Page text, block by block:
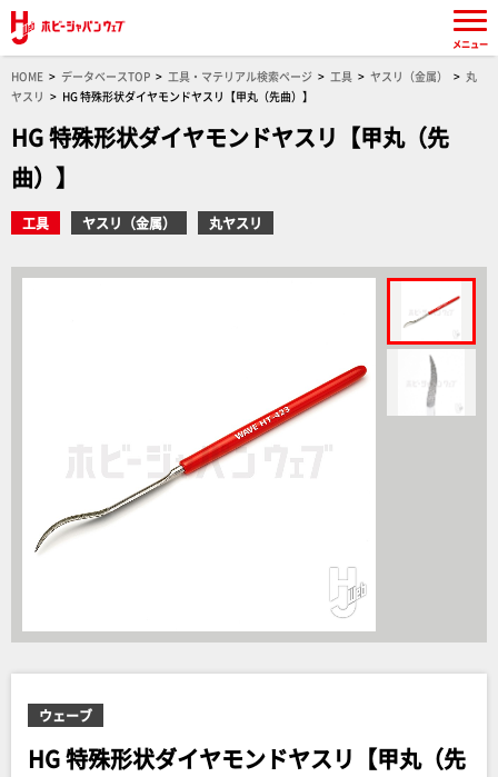
HOME データベースTOP 工具・マテリアル検索ページ 工具 ヤスリ（金属）
丸
ヤスリ
HG 特殊形状ダイヤモンドヤスリ【甲丸（先曲）】
HG 特殊形状ダイヤモンドヤスリ【甲丸（先
曲）】
工具 ヤスリ（金属） 丸ヤスリ
ウェーブ
HG 特殊形状ダイヤモンドヤスリ【甲丸（先
メニュー